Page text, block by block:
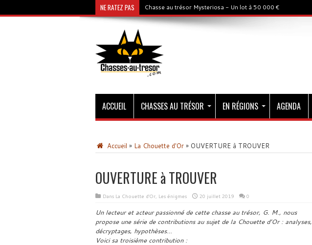
NE RATEZ PAS Chasse au trésor Mysteriosa - Un lot à 50 000 €
ACCUEIL CHASSES AU TRÉSOR EN RÉGIONS AGENDA
Accueil » La Chouette d'Or » OUVERTURE à TROUVER
OUVERTURE à TROUVER
Dans La Chouette d'Or, Les énigmes 20 juillet 2019 0
Un lecteur et acteur passionné de cette chasse au trésor, G. M., nous
propose une série de contributions au sujet de la Chouette d’Or : analyses,
décryptages, hypothèses…
Voici sa troisième contribution :